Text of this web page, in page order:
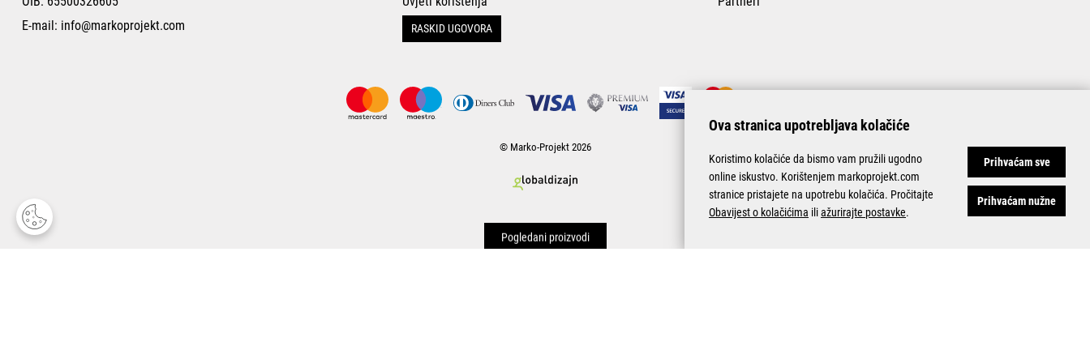
Pogledani proizvodi
E-mail: info@markoprojekt.com RASKID UGOVORA
© Marko-Projekt 2026
Ova stranica upotrebljava kolačiće
Koristimo kolačiće da bismo vam pružili ugodno
online iskustvo. Korištenjem markoprojekt.com
stranice pristajete na upotrebu kolačića. Pročitajte
Obavijest o kolačićima iliažurirajte postavke.
Prihvaćam sve
Prihvaćam nužne